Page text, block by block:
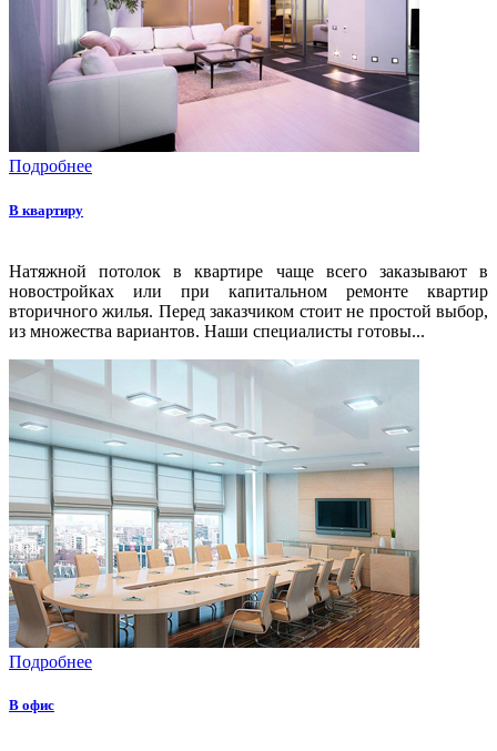
Подробнее
В квартиру
Натяжной потолок в квартире чаще всего заказывают в
новостройках или при капитальном ремонте квартир
вторичного жилья. Перед заказчиком стоит не простой выбор,
из множества вариантов. Наши специалисты готовы...
Подробнее
В офис